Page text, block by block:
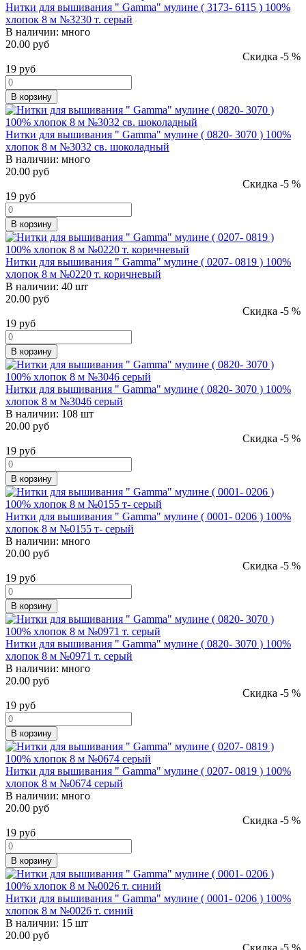
Нитки для вышивания " Gamma" мулине ( 3173- 6115 ) 100%
хлопок 8 м №3230 т. серый
В наличии: много
20.00 руб
Скидка -5 %
19 руб
В корзину
Нитки для вышивания " Gamma" мулине ( 0820- 3070 ) 100%
хлопок 8 м №3032 св. шоколадный
В наличии: много
20.00 руб
Скидка -5 %
19 руб
В корзину
Нитки для вышивания " Gamma" мулине ( 0207- 0819 ) 100%
хлопок 8 м №0220 т. коричневый
В наличии: 40 шт
20.00 руб
Скидка -5 %
19 руб
В корзину
Нитки для вышивания " Gamma" мулине ( 0820- 3070 ) 100%
хлопок 8 м №3046 серый
В наличии: 108 шт
20.00 руб
Скидка -5 %
19 руб
В корзину
Нитки для вышивания " Gamma" мулине ( 0001- 0206 ) 100%
хлопок 8 м №0155 т- серый
В наличии: много
20.00 руб
Скидка -5 %
19 руб
В корзину
Нитки для вышивания " Gamma" мулине ( 0820- 3070 ) 100%
хлопок 8 м №0971 т. серый
В наличии: много
20.00 руб
Скидка -5 %
19 руб
В корзину
Нитки для вышивания " Gamma" мулине ( 0207- 0819 ) 100%
хлопок 8 м №0674 серый
В наличии: много
20.00 руб
Скидка -5 %
19 руб
В корзину
Нитки для вышивания " Gamma" мулине ( 0001- 0206 ) 100%
хлопок 8 м №0026 т. синий
В наличии: 15 шт
20.00 руб
Скидка -5 %